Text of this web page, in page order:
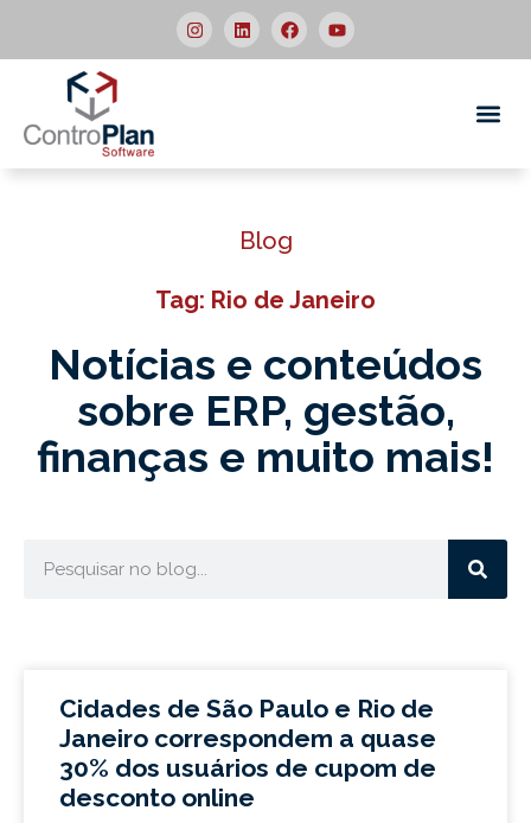
Blog
Tag: Rio de Janeiro
Notícias e conteúdos
sobre ERP, gestão,
finanças e muito mais!
Cidades de São Paulo e Rio de
Janeiro correspondem a quase
30% dos usuários de cupom de
desconto online